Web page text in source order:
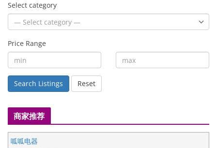
Select category
Price Range
Search Listings Reset
商家推荐
呱呱电器